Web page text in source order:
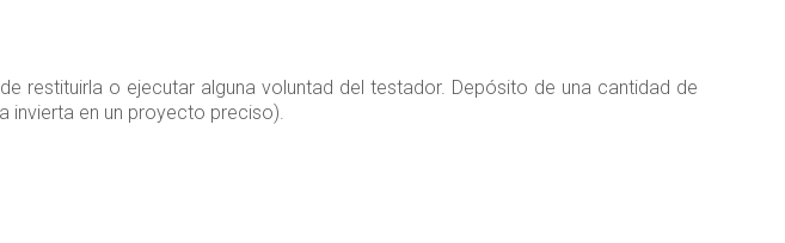
restituirla o ejecutar alguna voluntad del testador. Depósito de una cantidad de
invierta en un proyecto preciso).